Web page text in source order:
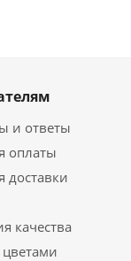
и ответы
оплаты
доставки
качества
цветами